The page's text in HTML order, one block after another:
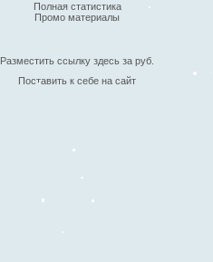
Полная статистика
Промо материалы
Разместить ссылку здесь за руб.
Поставить к себе на сайт